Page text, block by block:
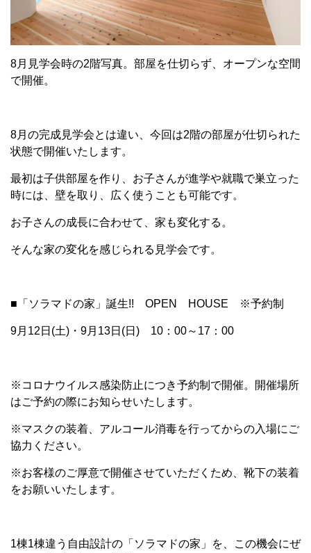
8月見学会時の2階写真。部屋を仕切らず、オープンな空間
で開催。
8月の完成見学会とは違い、今回は2階の部屋が仕切られた
状態で開催いたします。
最初は子供部屋を作り、お子さんが進学や就職で巣立った
時には、壁を取り、広く使うことも可能です。
お子さんの成長に合わせて、家も変化する。
そんな家の変化を感じられる見学会です。
■「ソラマドの家」誕生!! OPEN HOUSE ※予約制
9月12日(土)・9月13日(日) 10：00～17：00
※コロナウイルス感染防止につき予約制で開催。開催場所
はご予約の際にお知らせいたします。
※マスクの装着、アルコール消毒を行ってからの入場にご
協力ください。
※お客様のご厚意で開催させていただくため、靴下の装着
をお願いいたします。
1棟1棟違う自由設計の「ソラマドの家」を、この機会にぜ